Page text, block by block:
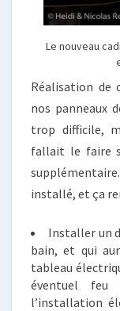
Le nouveau
Réalisation de
nos panneaux
trop difficile,
fallait le faire
installé, et ça
Installer un
bain, et qui
tableau
éventuel feu
l’installation